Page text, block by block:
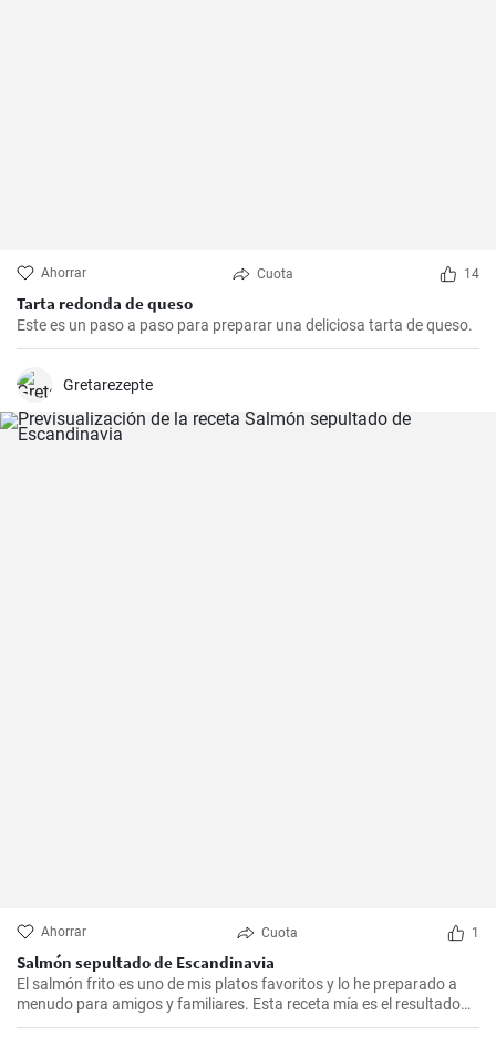
Ahorrar Cuota 14
Tarta redonda de queso
Este es un paso a paso para preparar una deliciosa tarta de queso.
Gretarezepte
Ahorrar Cuota 1
Salmón sepultado de Escandinavia
El salmón frito es uno de mis platos favoritos y lo he preparado a
menudo para amigos y familiares. Esta receta mía es el resultado
de mucha experimentación y personalización. Lo sorprendente es